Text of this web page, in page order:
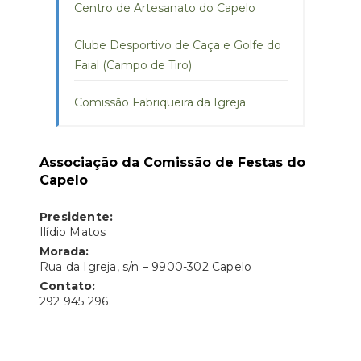
Centro de Artesanato do Capelo
Clube Desportivo de Caça e Golfe do
Faial (Campo de Tiro)
Comissão Fabriqueira da Igreja
Associação da Comissão de Festas do
Capelo
Presidente:
Ilídio Matos
Morada:
Rua da Igreja, s/n – 9900-302 Capelo
Contato:
292 945 296